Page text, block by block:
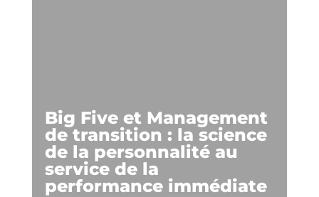
Big Five et Management
de transition : la science
de la personnalité au
service de la
performance immédiate